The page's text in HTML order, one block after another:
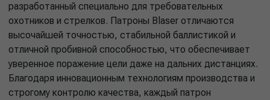
разработанный специально для требовательных
охотников и стрелков. Патроны Blaser отличаются
высочайшей точностью, стабильной баллистикой и
отличной пробивной способностью, что обеспечивает
уверенное поражение цели даже на дальних дистанциях.
Благодаря инновационным технологиям производства и
строгому контролю качества, каждый патрон